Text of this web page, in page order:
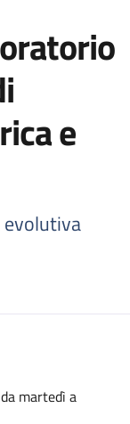
e
evolutiva
martedì a